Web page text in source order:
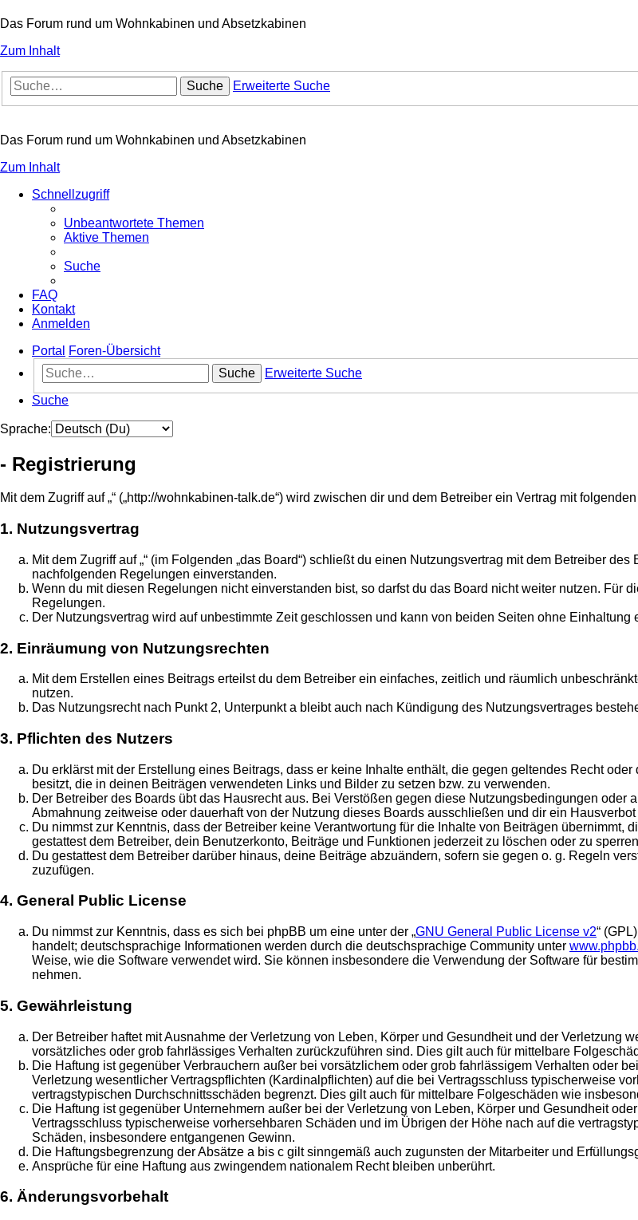
Das Forum rund um Wohnkabinen und Absetzkabinen
Zum Inhalt
Suche Erweiterte Suche
Das Forum rund um Wohnkabinen und Absetzkabinen
Zum Inhalt
Schnellzugriff
Unbeantwortete Themen
Aktive Themen
Suche
FAQ
Kontakt
Anmelden
Portal
Foren-Übersicht
Suche
Erweiterte Suche
Suche
Sprache:
- Registrierung
Mit dem Zugriff auf „“ („http://wohnkabinen-talk.de“) wird zwischen dir und dem Betreiber ein Vertrag mit
1. Nutzungsvertrag
Mit dem Zugriff auf „“ (im Folgenden „das Board“) schließt du einen Nutzungsvertrag mit dem Betreiber
nachfolgenden Regelungen einverstanden.
Wenn du mit diesen Regelungen nicht einverstanden bist, so darfst du das Board nicht weiter nutzen. Für
Regelungen.
Der Nutzungsvertrag wird auf unbestimmte Zeit geschlossen und kann von beiden Seiten ohne Einhaltung
2. Einräumung von Nutzungsrechten
Mit dem Erstellen eines Beitrags erteilst du dem Betreiber ein einfaches, zeitlich und räumlich
nutzen.
Das Nutzungsrecht nach Punkt 2, Unterpunkt a bleibt auch nach Kündigung des Nutzungsvertrages
3. Pflichten des Nutzers
Du erklärst mit der Erstellung eines Beitrags, dass er keine Inhalte enthält, die gegen geltendes Recht
besitzt, die in deinen Beiträgen verwendeten Links und Bilder zu setzen bzw. zu verwenden.
Der Betreiber des Boards übt das Hausrecht aus. Bei Verstößen gegen diese Nutzungsbedingungen
Abmahnung zeitweise oder dauerhaft von der Nutzung dieses Boards ausschließen und dir ein Hausverbot
Du nimmst zur Kenntnis, dass der Betreiber keine Verantwortung für die Inhalte von Beiträgen übernimmt,
gestattest dem Betreiber, dein Benutzerkonto, Beiträge und Funktionen jederzeit zu löschen oder zu
Du gestattest dem Betreiber darüber hinaus, deine Beiträge abzuändern, sofern sie gegen o. g. Regeln
zuzufügen.
4. General Public License
Du nimmst zur Kenntnis, dass es sich bei phpBB um eine unter der „GNU General Public License v2“
handelt; deutschsprachige Informationen werden durch die deutschsprachige Community unter
Weise, wie die Software verwendet wird. Sie können insbesondere die Verwendung der Software für
nehmen.
5. Gewährleistung
Der Betreiber haftet mit Ausnahme der Verletzung von Leben, Körper und Gesundheit und der Verletzung
vorsätzliches oder grob fahrlässiges Verhalten zurückzuführen sind. Dies gilt auch für mittelbare
Die Haftung ist gegenüber Verbrauchern außer bei vorsätzlichem oder grob fahrlässigem Verhalten oder
Verletzung wesentlicher Vertragspflichten (Kardinalpflichten) auf die bei Vertragsschluss typischerweise
vertragstypischen Durchschnittsschäden begrenzt. Dies gilt auch für mittelbare Folgeschäden wie
Die Haftung ist gegenüber Unternehmern außer bei der Verletzung von Leben, Körper und Gesundheit
Vertragsschluss typischerweise vorhersehbaren Schäden und im Übrigen der Höhe nach auf die
Schäden, insbesondere entgangenen Gewinn.
Die Haftungsbegrenzung der Absätze a bis c gilt sinngemäß auch zugunsten der Mitarbeiter und
Ansprüche für eine Haftung aus zwingendem nationalem Recht bleiben unberührt.
6. Änderungsvorbehalt